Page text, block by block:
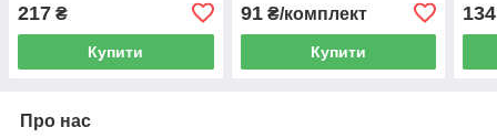
217 ₴
Купити
91₴/комплект
Купити
134
Про нас